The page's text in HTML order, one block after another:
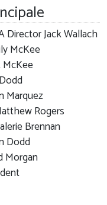
Director Jack Wallach
McKee
Marquez
Rogers
Brennan
Dodd
Morgan